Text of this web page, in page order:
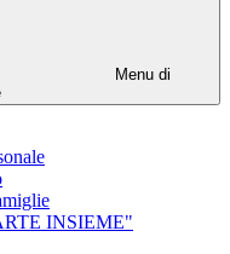
Menu di
INSIEME"